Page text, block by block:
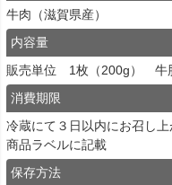
牛肉（滋賀県産）
内容量
販売単位 1枚（200g） 牛
消費期限
冷蔵にて３日以内にお召し上
商品ラベルに記載
保存方法